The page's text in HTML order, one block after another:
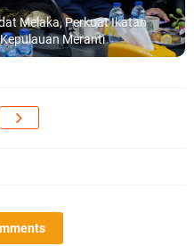
Melaka, Perkuat Ikatan
Meranti